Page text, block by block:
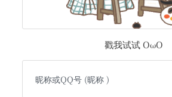
戳我试试 OωO